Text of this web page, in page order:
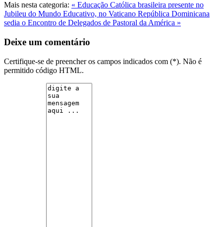
Mais nesta categoria: « Educação Católica brasileira presente no
Jubileu do Mundo Educativo, no Vaticano República Dominicana
sedia o Encontro de Delegados de Pastoral da América »
Deixe um comentário
Certifique-se de preencher os campos indicados com (*). Não é
permitido código HTML.